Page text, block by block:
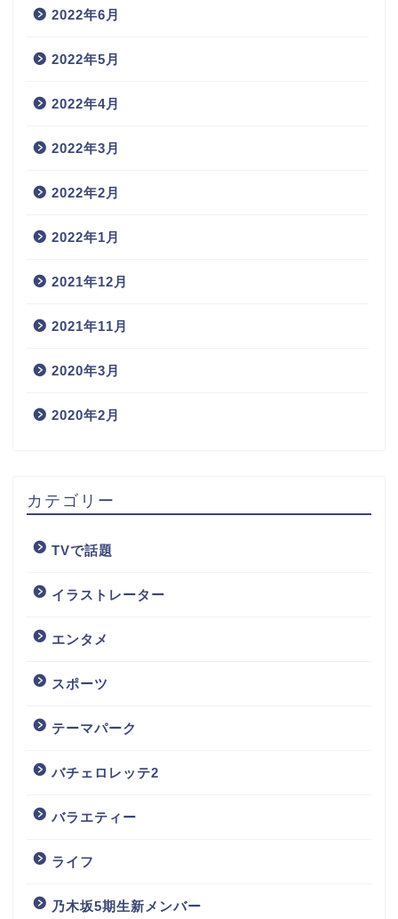
2022年6月
2022年5月
2022年4月
2022年3月
2022年2月
2022年1月
2021年12月
2021年11月
2020年3月
2020年2月
カテゴリー
TVで話題
イラストレーター
エンタメ
スポーツ
テーマパーク
バチェロレッテ2
バラエティー
ライフ
乃木坂5期生新メンバー